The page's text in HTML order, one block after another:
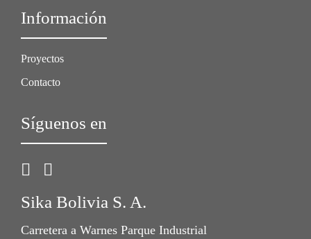
Información
Proyectos
Contacto
Síguenos en
Sika Bolivia S. A.
Carretera a Warnes Parque Industrial